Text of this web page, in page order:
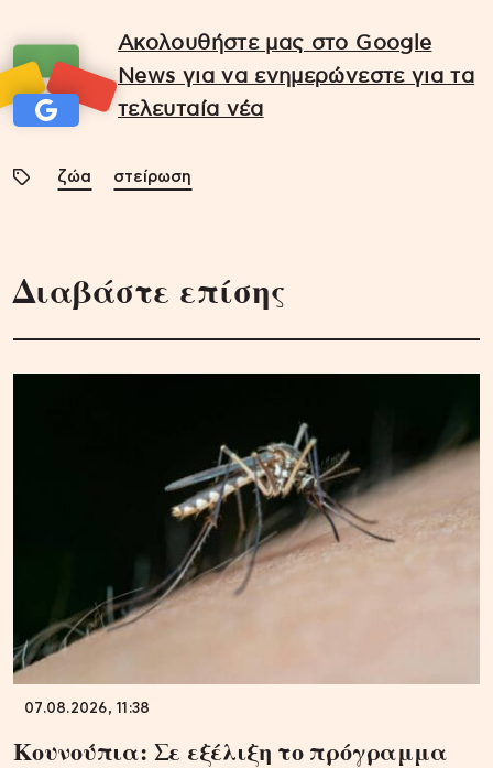
Ακολουθήστε μας στο Google
News για να ενημερώνεστε για τα
τελευταία νέα
ζώα στείρωση
Διαβάστε επίσης
07.08.2026, 11:38
Κουνούπια: Σε εξέλιξη το πρόγραμμα